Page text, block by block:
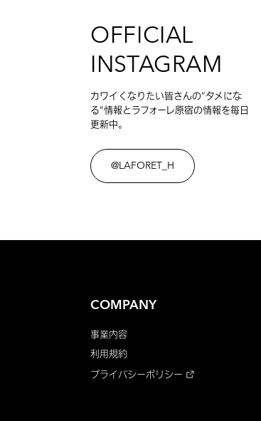
OFFICIAL
INSTAGRAM
カワイくなりたい皆さんの”タメにな
る”情報とラフォーレ原宿の情報を毎日
更新中。
@LAFORET_H
COMPANY
事業内容
利用規約
プライバシーポリシー